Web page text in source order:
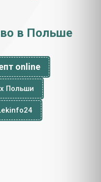
в Польше
online
Польши